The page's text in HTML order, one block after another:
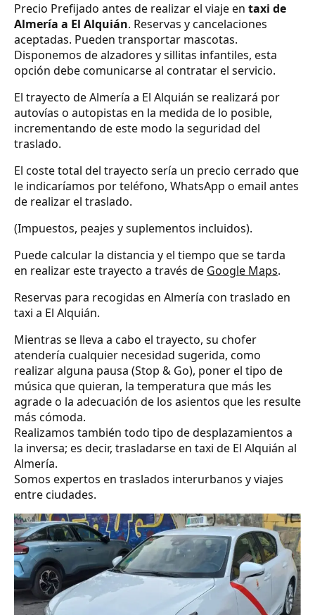
Precio Prefijado antes de realizar el viaje en taxi de
Almería a El Alquián. Reservas y cancelaciones
aceptadas. Pueden transportar mascotas.
Disponemos de alzadores y sillitas infantiles, esta
opción debe comunicarse al contratar el servicio.
El trayecto de Almería a El Alquián se realizará por
autovías o autopistas en la medida de lo posible,
incrementando de este modo la seguridad del
traslado.
El coste total del trayecto sería un precio cerrado que
le indicaríamos por teléfono, WhatsApp o email antes
de realizar el traslado.
(Impuestos, peajes y suplementos incluidos).
Puede calcular la distancia y el tiempo que se tarda
en realizar este trayecto a través de Google Maps.
Reservas para recogidas en Almería con traslado en
taxi a El Alquián.
Mientras se lleva a cabo el trayecto, su chofer
atendería cualquier necesidad sugerida, como
realizar alguna pausa (Stop & Go), poner el tipo de
música que quieran, la temperatura que más les
agrade o la adecuación de los asientos que les resulte
más cómoda.
Realizamos también todo tipo de desplazamientos a
la inversa; es decir, trasladarse en taxi de El Alquián al
Almería.
Somos expertos en traslados interurbanos y viajes
entre ciudades.